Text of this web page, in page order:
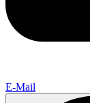
E-Mail